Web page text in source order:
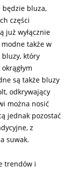
bluza,
części
już wyłącznie
także w
który
są także bluzy
odkrywający
można nosić
jednak pozostać
z
suwak.
trendów i